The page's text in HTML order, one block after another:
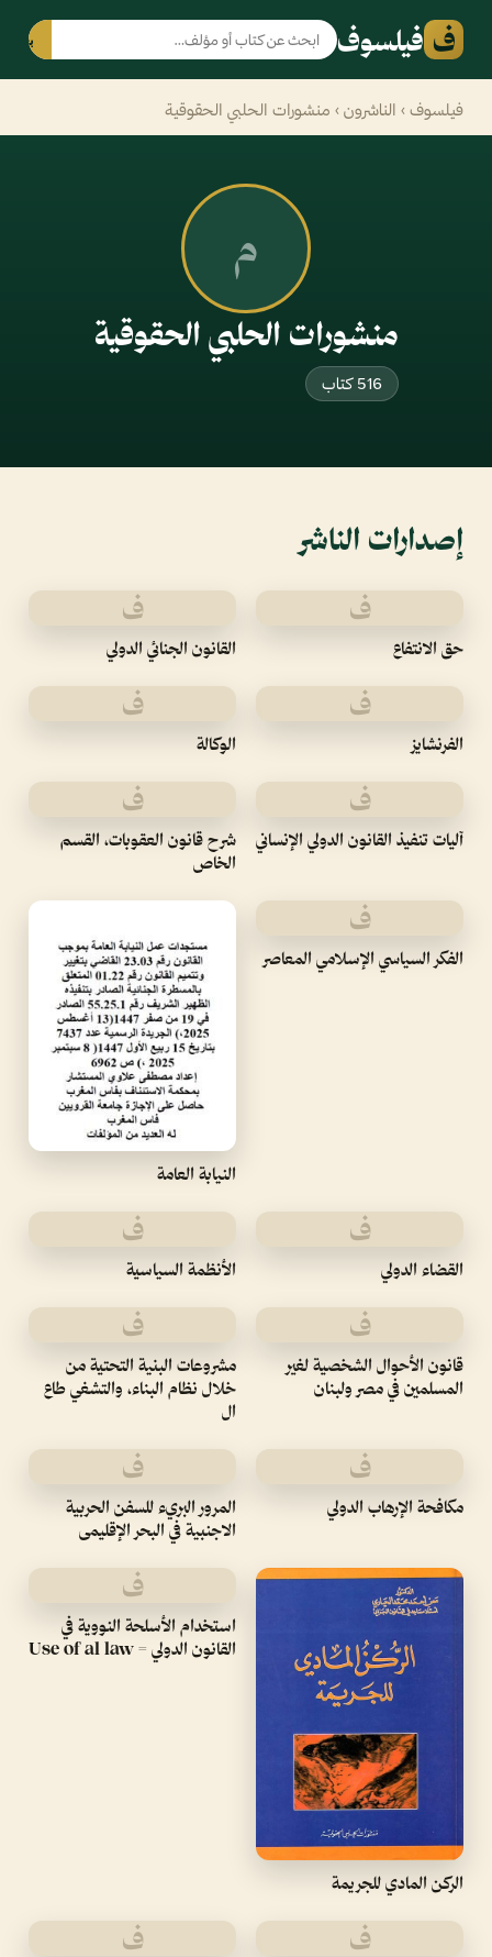
ف فيلسوف بحث
فيلسوف › الناشرون › منشورات الحلبي الحقوقية
م
منشورات الحلبي الحقوقية
516 كتاب
إصدارات الناشر
ف
حق الانتفاع
ف
القانون الجنائي الدولي
ف
الفرنشايز
ف
الوكالة
ف
آليات تنفيذ القانون الدولي الإنساني
ف
شرح قانون العقوبات، القسم
الخاص
ف
الفكر السياسي الإسلامي المعاصر
النيابة العامة
ف
القضاء الدولي
ف
الأنظمة السياسية
ف
قانون الأحوال الشخصية لغير
المسلمين في مصر ولبنان
ف
مشروعات البنية التحتية من
خلال نظام البناء، والتشغي طاع
ال
ف
مكافحة الإرهاب الدولي
ف
المرور البريء للسفن الحربية
الاجنبية في البحر الإقليمى
الركن المادي للجريمة
ف
استخدام الأسلحة النووية في
القانون الدولي = Use of al law
ف ف